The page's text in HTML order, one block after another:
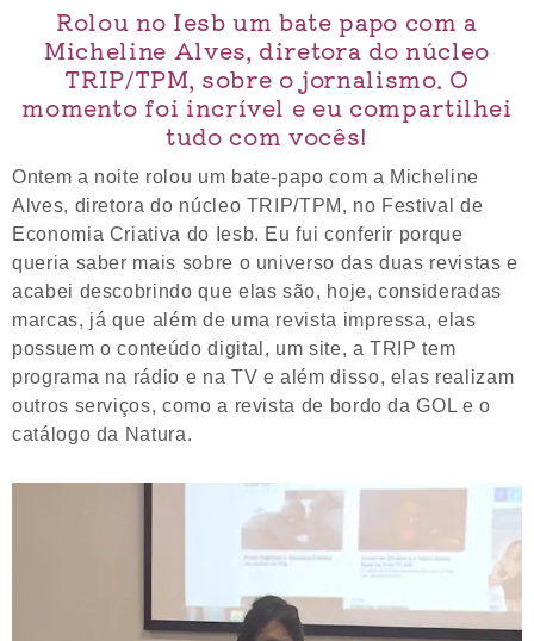
Rolou no Iesb um bate papo com a
Micheline Alves, diretora do núcleo
TRIP/TPM, sobre o jornalismo. O
momento foi incrível e eu compartilhei
tudo com vocês!
Ontem a noite rolou um bate-papo com a Micheline
Alves, diretora do núcleo TRIP/TPM, no Festival de
Economia Criativa do Iesb. Eu fui conferir porque
queria saber mais sobre o universo das duas revistas e
acabei descobrindo que elas são, hoje, consideradas
marcas, já que além de uma revista impressa, elas
possuem o conteúdo digital, um site, a TRIP tem
programa na rádio e na TV e além disso, elas realizam
outros serviços, como a revista de bordo da GOL e o
catálogo da Natura.